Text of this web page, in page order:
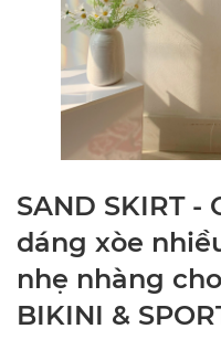
SAND SKIRT -
dáng xòe
nhẹ nhàng
BIKINI &